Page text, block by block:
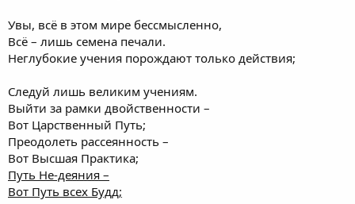
Увы, всё в этом мире бессмысленно,
Всё – лишь семена печали.
Неглубокие учения порождают только действия;
Следуй лишь великим учениям.
Выйти за рамки двойственности –
Вот Царственный Путь;
Преодолеть рассеянность –
Вот Высшая Практика;
Путь Не-деяния –
Вот Путь всех Будд;